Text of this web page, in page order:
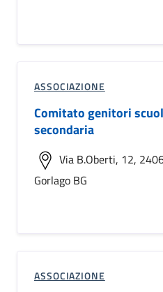
ASSOCIAZIONE
Comitato genitori
secondaria
Via B.Oberti, 12,
Gorlago BG
ASSOCIAZIONE